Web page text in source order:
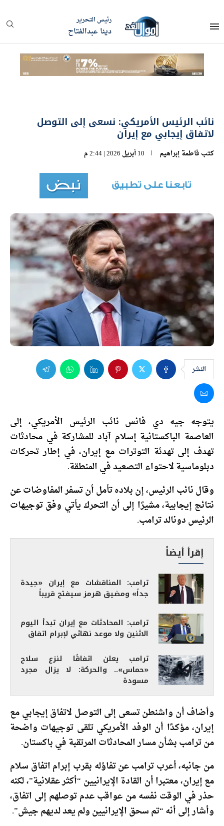
رئيس التحرير
دينا عبدالفتاح
نائب الرئيس الأمريكي: نسعى إلى التوصل
لاتفاق إيجابي مع إيران
كتب فاطمة إبراهيم 10 أبريل 2026 | 2:44 م
النشر
يتوجه جيه دي فانس نائب الرئيس الأمريكي، إلى
العاصمة الباكستانية إسلام آباد للمشاركة في محادثات
تهدف إلى تهدئة التوترات مع إيران، في إطار تحركات
دبلوماسية لاحتواء التصعيد في المنطقة.
وقال نائب الرئيس، إن بلاده تأمل أن تسفر المفاوضات عن
نتائج إيجابية، مشيرًا إلى أن التحرك يأتي وفق توجيهات
الرئيس دونالد ترامب.
إقرأ أيضاً
ترامب: المناقشات مع إيران «جيدة
جداً» ومضيق هرمز سيفتح قريباً
ترامب: المحادثات مع إيران تبدأ اليوم
الاثنين ولا موعد نهائي لإبرام اتفاق
ترامب يعلن اتفاقًا لنزع سلاح
«حماس».. والحركة: لا يزال مجرد
مسودة
وأضاف أن واشنطن تسعى إلى التوصل لاتفاق إيجابي مع
إيران، مؤكدًا أن الوفد الأمريكي تلقى توجيهات واضحة
من ترامب بشأن مسار المحادثات المرتقبة في باكستان.
من جانبه، أعرب ترامب عن تفاؤله بقرب إبرام اتفاق سلام
مع إيران، معتبرا أن القادة الإيرانيين “أكثر عقلانية”، لكنه
حذر في الوقت نفسه من عواقب عدم توصلهم إلى اتفاق،
وأشار إلى أنه “تم سحق الإيرانيين ولم يعد لديهم جيش”.